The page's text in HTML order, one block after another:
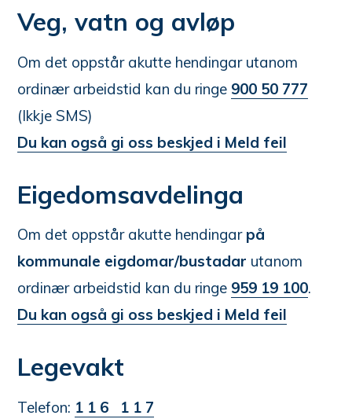
Veg, vatn og avløp
Om det oppstår akutte hendingar utanom
ordinær arbeidstid kan du ringe 900 50 777
(Ikkje SMS)
Du kan også gi oss beskjed i Meld feil
Eigedomsavdelinga
Om det oppstår akutte hendingar på
kommunale eigdomar/bustadar utanom
ordinær arbeidstid kan du ringe 959 19 100.
Du kan også gi oss beskjed i Meld feil
Legevakt
Telefon: 1 1 6 1 1 7